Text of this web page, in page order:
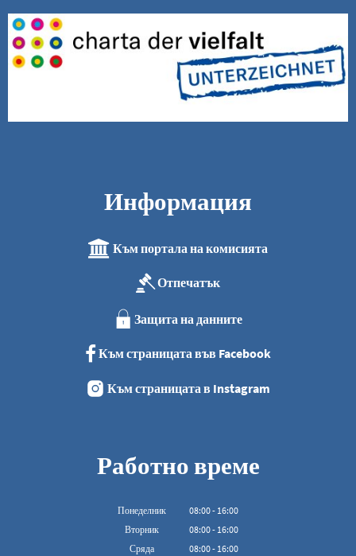
Информация
Към портала на комисията
Отпечатък
Защита на данните
Към страницата във Facebook
Към страницата в Instagram
Работно време
Понеделник 08:00- 16:00
От 08:00 до 16:00
Вторник 08:00- 16:00
От 08:00 до 16:00
Сряда 08:00- 16:00